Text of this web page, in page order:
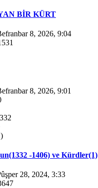
BİR KÜRT
8, 2026, 9:04
8, 2026, 9:01
-1406) ve Kürdler(1)
28, 2024, 3:33